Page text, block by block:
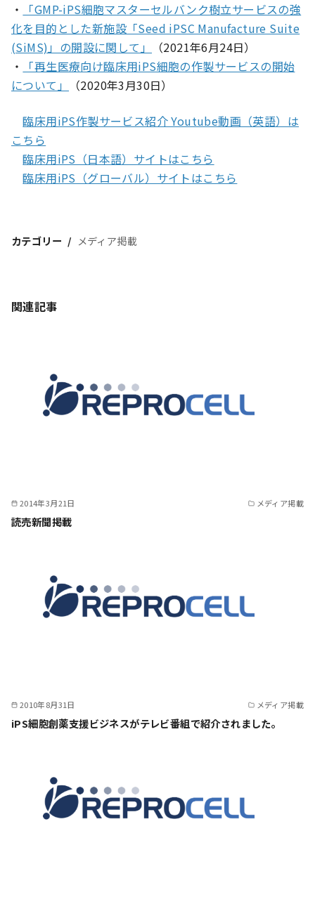
・
「GMP-iPS細胞マスターセルバンク樹立サービスの強
化を目的とした新施設「Seed iPSC Manufacture Suite
(SiMS)」の開設に関して」
（2021年6月24日）
・
「再生医療向け臨床用iPS細胞の作製サービスの開始
について」
（2020年3月30日）
臨床用iPS作製サービス紹介 Youtube動画（英語）は
こちら
臨床用iPS（日本語）サイトはこちら
臨床用iPS（グローバル）サイトはこちら
カテゴリー メディア掲載
関連記事
2014年3月21日 メディア掲載
読売新聞掲載
2010年8月31日 メディア掲載
iPS細胞創薬支援ビジネスがテレビ番組で紹介されました。